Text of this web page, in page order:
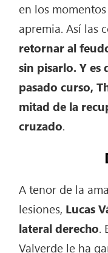
en los
apremia. Así las
retornar al
sin pisarlo. Y es
pasado curso,
mitad de la
cruzado.
A tenor de la
lesiones, Lucas
lateral derecho.
Valverde le ha